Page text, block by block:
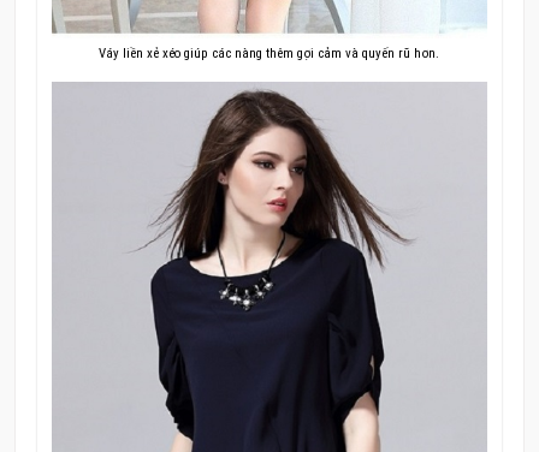
Váy liền xẻ xéo giúp các nàng thêm gợi cảm và quyến rũ hơn.